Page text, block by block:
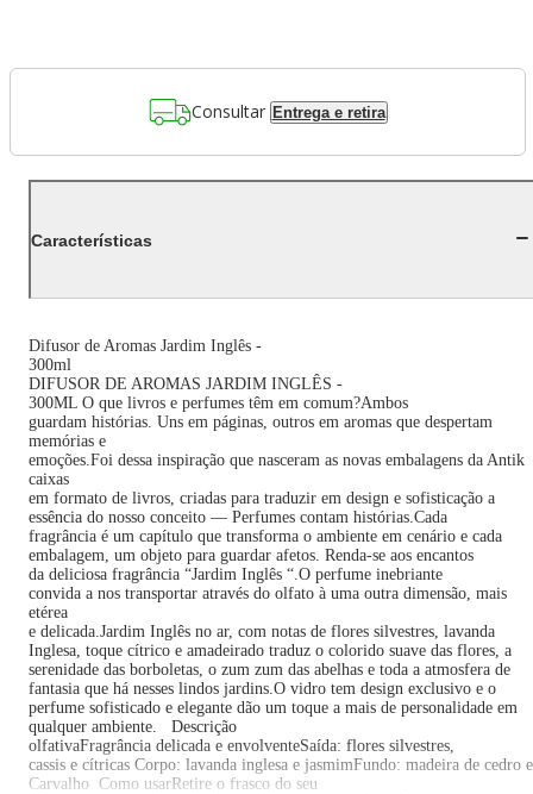
Consultar Entrega e retira
Características
Difusor de Aromas Jardim Inglês -
300ml
DIFUSOR DE AROMAS JARDIM INGLÊS -
300ML O que livros e perfumes têm em comum?Ambos
guardam histórias. Uns em páginas, outros em aromas que despertam
memórias e
emoções.Foi dessa inspiração que nasceram as novas embalagens da Antik
caixas
em formato de livros, criadas para traduzir em design e sofisticação a
essência do nosso conceito — Perfumes contam histórias.Cada
fragrância é um capítulo que transforma o ambiente em cenário e cada
embalagem, um objeto para guardar afetos. Renda-se aos encantos
da deliciosa fragrância “Jardim Inglês “.O perfume inebriante
convida a nos transportar através do olfato à uma outra dimensão, mais
etérea
e delicada.Jardim Inglês no ar, com notas de flores silvestres, lavanda
Inglesa, toque cítrico e amadeirado traduz o colorido suave das flores, a
serenidade das borboletas, o zum zum das abelhas e toda a atmosfera de
fantasia que há nesses lindos jardins.O vidro tem design exclusivo e o
perfume sofisticado e elegante dão um toque a mais de personalidade em
qualquer ambiente. Descrição
olfativaFragrância delicada e envolventeSaída: flores silvestres,
cassis e cítricas Corpo: lavanda inglesa e jasmimFundo: madeira de cedro e
Carvalho Como usarRetire o frasco do seu